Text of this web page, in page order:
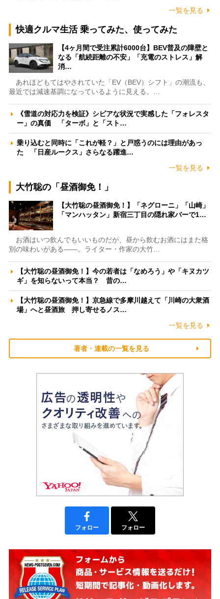
一覧を見る
快適クルマ生活 乗ってみた、使ってみた
【4ヶ月間で受注累計6000台】BEV普及の障壁と
なる「航続距離の不安」「充電のストレス」解
消…
あれほどもてはやされていた「EV（BEV）シフト」の潮流も、
最近では減速基調になっているように見える。…
《雪道の対応力を検証》シビアな状況で実感した「フォレスタ
ー」の真価 「ターボ」と「スト…
乗り込むと同時に「これが軽？」と戸惑うのには理由があっ
た 「日産ルークス」さらなる躍進…
一覧を見る
大竹聡の「昼酒御免！」
【大竹聡の昼酒御免！】「ネグローニ」「山崎」
「マンハッタン」新宿三丁目の隠れ家バーで1…
お酒はいつ飲んでもいいものだが、昼から飲むお酒にはまた格
別の味わいがある――。ライター・作家の大竹…
【大竹聡の昼酒御免！】今の若者は「なめろう」や「キヌカツ
ギ」を知らないって本当？ 昔の…
【大竹聡の昼酒御免！】京急線で多摩川越えて「川崎の大衆酒
場」へと昼酒旅 押し寄せるノス…
一覧を見る
著者・連載の一覧を見る
フォロー フォロー